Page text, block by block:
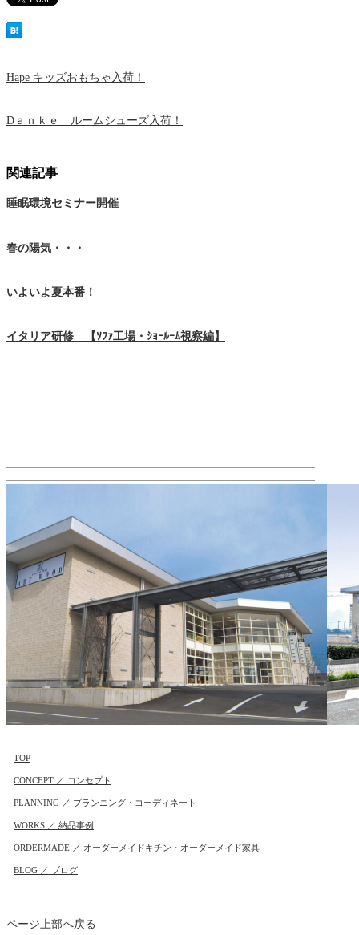
Hape キッズおもちゃ入荷！
Dａｎｋｅ ルームシューズ入荷！
関連記事
睡眠環境セミナー開催
春の陽気・・・
いよいよ夏本番！
イタリア研修 【ｿﾌｧ工場・ｼｮｰﾙｰﾑ視察編】
TOP
CONCEPT ／ コンセプト
PLANNING ／ プランニング・コーディネート
WORKS ／ 納品事例
ORDERMADE ／ オーダーメイドキチン・オーダーメイド家具
BLOG ／ ブログ
ページ上部へ戻る